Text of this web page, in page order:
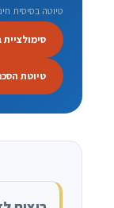
טיוטה בסיסית
טיוטת